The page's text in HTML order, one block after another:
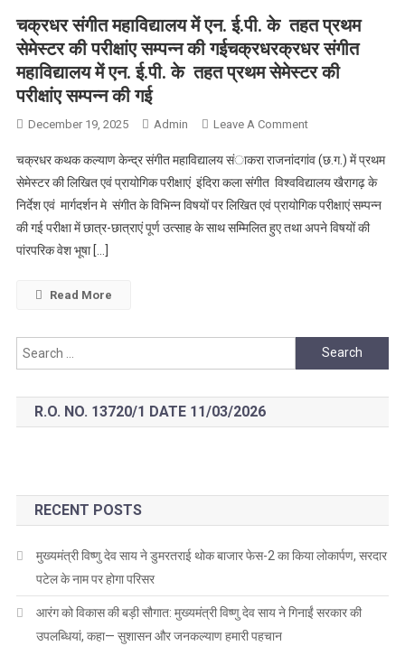
को
मिलेगा
हरित
केंद्र
चक्रधर संगीत महाविद्यालय में एन. ई.पी. के तहत प्रथम
सेमेस्टर की परीक्षांए सम्पन्न की गईचक्रधरक्रधर संगीत
महाविद्यालय में एन. ई.पी. के तहत प्रथम सेमेस्टर की
परीक्षांए सम्पन्न की गई
December 19, 2025 Admin Leave A CommentOn
संगीत
महाविद्यालय
में
एन.
परीक्षांए
में
के
सेमेस्टर
चक्रधर कथक कल्याण केन्द्र संगीत महाविद्यालय संाकरा राजनांदगांव (छ.ग.) में प्रथम
सेमेस्टर की लिखित एवं प्रायोगिक परीक्षाएं इंदिरा कला संगीत विश्वविद्यालय खैरागढ़ के
निर्देश एवं मार्गदर्शन मे संगीत के विभिन्न विषयों पर लिखित एवं प्रायोगिक परीक्षाएं सम्पन्न
की गई परीक्षा में छात्र-छात्राएं पूर्ण उत्साह के साथ सम्मिलित हुए तथा अपने विषयों की
पांरपरिक वेश भूषा […]
Read More
Search
for:
R.O. NO. 13720/1 DATE 11/03/2026
RECENT POSTS
मुख्यमंत्री विष्णु देव साय ने डुमरतराई थोक बाजार फेस-2 का किया लोकार्पण, सरदार
पटेल के नाम पर होगा परिसर
आरंग को विकास की बड़ी सौगात: मुख्यमंत्री विष्णु देव साय ने गिनाईं सरकार की
उपलब्धियां, कहा— सुशासन और जनकल्याण हमारी पहचान